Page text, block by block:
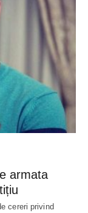
armata
cereri privind